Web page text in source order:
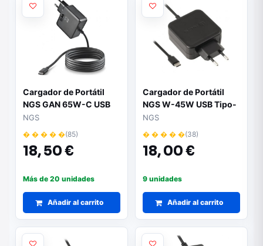
Cargador de Portátil
NGS GAN 65W-C USB
Tipo-C/ 65W/
Automático/ Voltaje 5-
20V
NGS
� � � � �(85)
18,50 €
Más de 20 unidades
Añadir al carrito
Cargador de Portátil
NGS W-45W USB Tipo-
C/ 45W/ Automático/
Voltaje 5-20V
NGS
� � � � �(38)
18,00 €
9 unidades
Añadir al carrito